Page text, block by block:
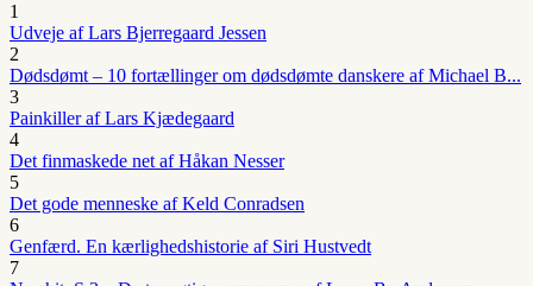
1
Udveje af Lars Bjerregaard Jessen
2
Dødsdømt – 10 fortællinger om dødsdømte danskere af Michael B...
3
Painkiller af Lars Kjædegaard
4
Det finmaskede net af Håkan Nesser
5
Det gode menneske af Keld Conradsen
6
Genfærd. En kærlighedshistorie af Siri Hustvedt
7